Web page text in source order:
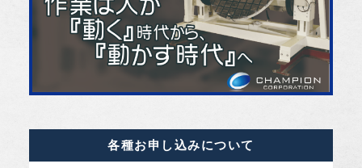
各種お申し込みについて